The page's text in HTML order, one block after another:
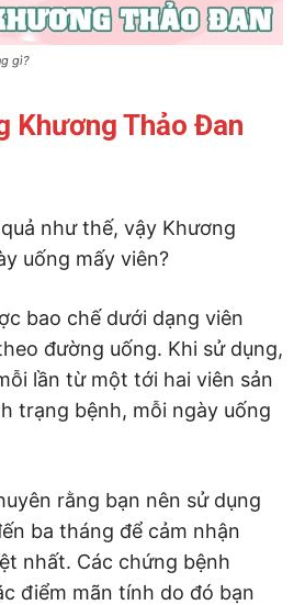
gì?
Khương Thảo Đan
như thế, vậy Khương
uống mấy viên?
bao chế dưới dạng viên
đường uống. Khi sử dụng,
lần từ một tới hai viên sản
trạng bệnh, mỗi ngày uống
rằng bạn nên sử dụng
ba tháng để cảm nhận
nhất. Các chứng bệnh
điểm mãn tính do đó bạn